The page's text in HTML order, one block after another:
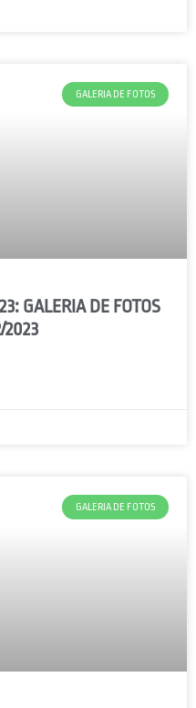
GALERIA DE FOTOS
GALERIA DE FOTOS
2023
GALERIA DE FOTOS